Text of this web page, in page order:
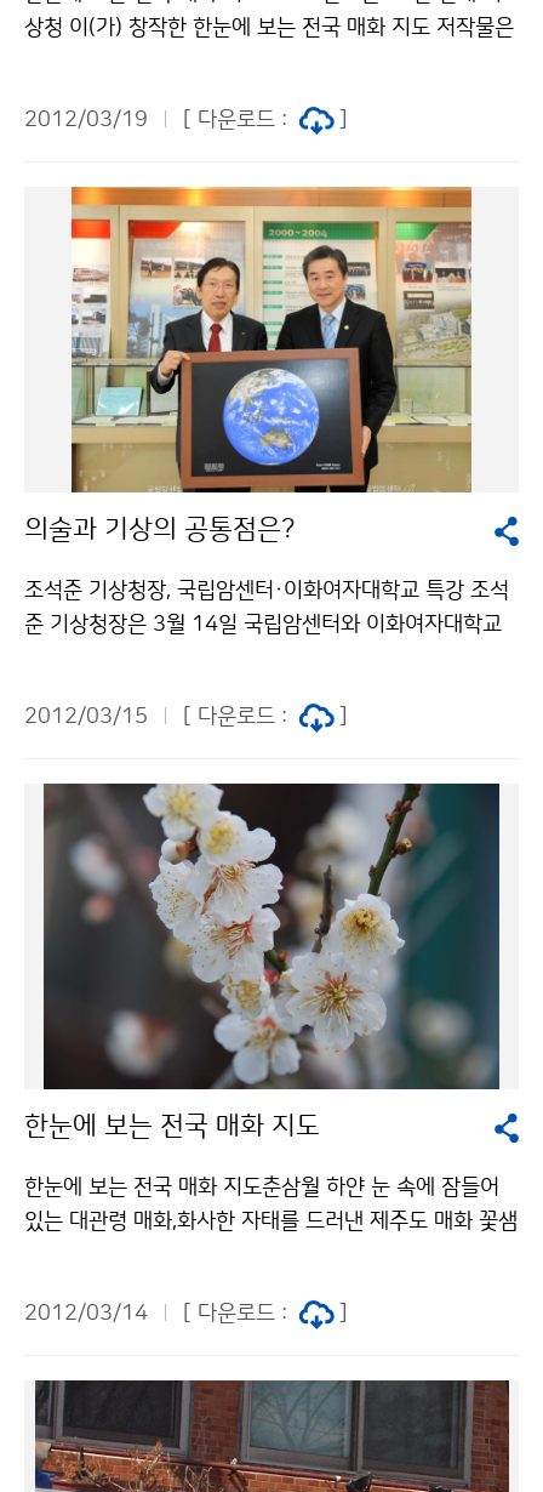
상청 이(가) 창작한 한눈에 보는 전국 매화 지도 저작물은
2012/03/19
[ 다운로드 :
의술과 기상의 공통점은?
조석준 기상청장, 국립암센터·이화여자대학교 특강 조석
준 기상청장은 3월 14일 국립암센터와 이화여자대학교
분석하는 것은 의사가 환자를 진찰하고 처방하는 것과 같
이(가) 창작한 의술과 기상의 공통점은? 저작물은 "공공
누리" 출처표시-상업적이용금지 조건에 따라 이용 할 수
있습니다.
2012/03/15 [ 다운로드 :
한눈에 보는 전국 매화 지도
한눈에 보는 전국 매화 지도춘삼월 하얀 눈 속에 잠들어
있는 대관령 매화,화사한 자태를 드러낸 제주도 매화 꽃샘
3월 13일 현재 기상청 이(가) 창작한 한눈에 보는 전국
지 조건에 따라 이용 할 수 있습니다.
2012/03/14 [ 다운로드 :